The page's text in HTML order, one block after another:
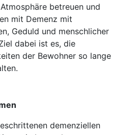
betreuen und
mit Demenz mit
Geduld und menschlicher
dabei ist es, die
der Bewohner so lange
demenziellen